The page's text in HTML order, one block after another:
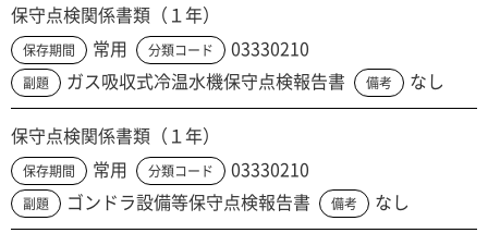
保守点検関係書類（１年）
保存期間 常用 分類コード 03330210
副題 ガス吸収式冷温水機保守点検報告書 備考 なし
保守点検関係書類（１年）
保存期間 常用 分類コード 03330210
副題 ゴンドラ設備等保守点検報告書 備考 なし